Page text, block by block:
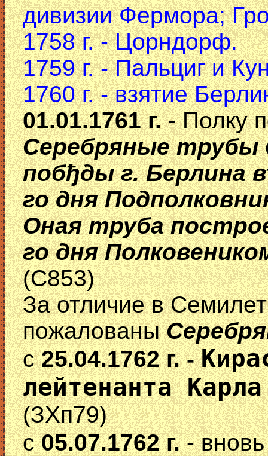
дивизии Фермора;
1758 г. - Цорндорф.
1759 г. - Пальциг и
1760 г. - взятие
01.01.1761 г.- Полку
Серебряные трубы
побђды г. Берлина
го дня
Оная труба
го дня
(С853)
За отличие в
пожалованы
с25.04.1762 г. -
лейтенанта
(ЗХп79)
с05.07.1762 г.-